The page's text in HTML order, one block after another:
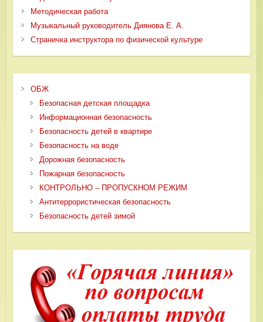
Методическая работа
Музыкальный руководитель Диянова Е. А.
Страничка инструктора по физической культуре
ОБЖ
Безопасная детская площадка
Информационная безопасность
Безопасность детей в квартире
Безопасность на воде
Дорожная безопасность
Пожарная безопасность
КОНТРОЛЬНО – ПРОПУСКНОМ РЕЖИМ
Антитеррористическая безопасность
Безопасность детей зимой